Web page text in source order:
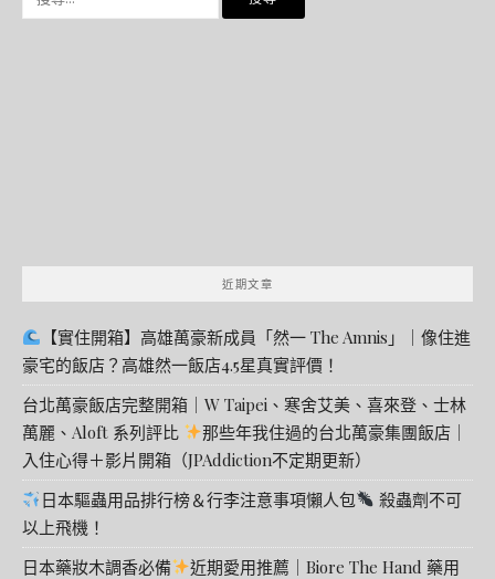
近期文章
【實住開箱】高雄萬豪新成員「然一 The Amnis」｜像住進
豪宅的飯店？高雄然一飯店4.5星真實評價！
台北萬豪飯店完整開箱｜W Taipei、寒舍艾美、喜來登、士林
萬麗、Aloft 系列評比
那些年我住過的台北萬豪集團飯店｜
入住心得＋影片開箱（JPAddiction不定期更新）
日本驅蟲用品排行榜＆行李注意事項懶人包
殺蟲劑不可
以上飛機！
日本藥妝木調香必備
近期愛用推薦｜Biore The Hand 藥用